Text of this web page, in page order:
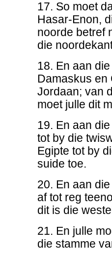
17. So moet
Hasar-Enon,
noorde betref
die
18. En aan
Damaskus en
Jordaan; van
moet julle dit
19. En aan
tot by die
Egipte tot by
suide toe.
20. En aan
af tot reg
dit is die
21. En julle
die stamme